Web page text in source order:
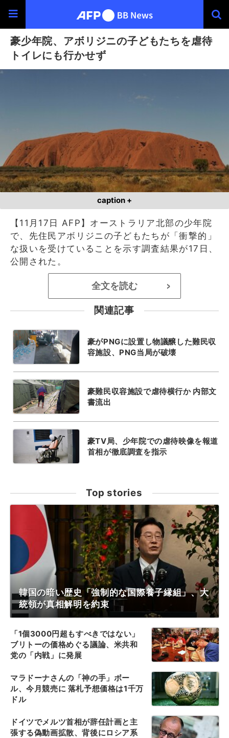
豪少年院、アボリジニの子どもたちを虐待
トイレにも行かせず
caption +
【11月17日 AFP】オーストラリア北部の少年院
で、先住民アボリジニの子どもたちが「衝撃的」
な扱いを受けていることを示す調査結果が17日、
公開された。
全文を読む >
関連記事
豪がPNGに設置し物議醸した難民収
容施設、PNG当局が破壊
豪難民収容施設で虐待横行か 内部文
書流出
豪TV局、少年院での虐待映像を報道
首相が徹底調査を指示
Top stories
韓国の暗い歴史「強制的な国際養子縁組」、大
統領が真相解明を約束
「1個3000円超もすべきではない」
ブリトーの価格めぐる議論、米共和
党の「内戦」に発展
マラドーナさんの「神の手」ボー
ル、今月競売に 落札予想価格は1千万
ドル
ドイツでメルツ首相が辞任計画と主
張する偽動画拡散、背後にロシア系